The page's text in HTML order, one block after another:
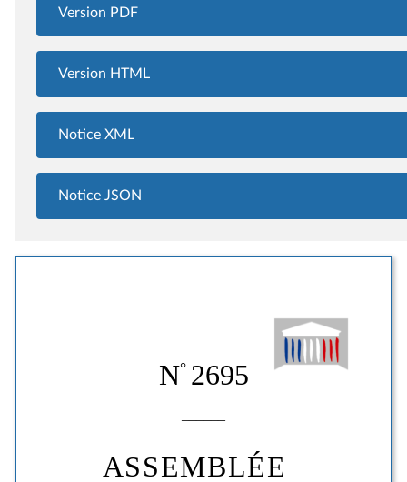
Version PDF
Version HTML
Notice XML
Notice JSON